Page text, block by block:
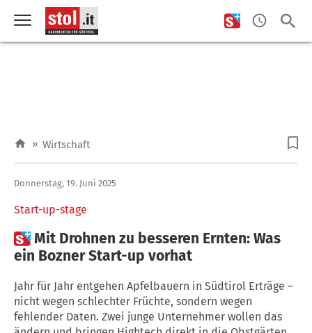
» Wirtschaft
Start-up-stage
Donnerstag, 19. Juni 2025
Mit Drohnen zu besseren Ernten: Was
ein Bozner Start-up vorhat
Jahr für Jahr entgehen Apfelbauern in Südtirol Erträge –
nicht wegen schlechter Früchte, sondern wegen
fehlender Daten. Zwei junge Unternehmer wollen das